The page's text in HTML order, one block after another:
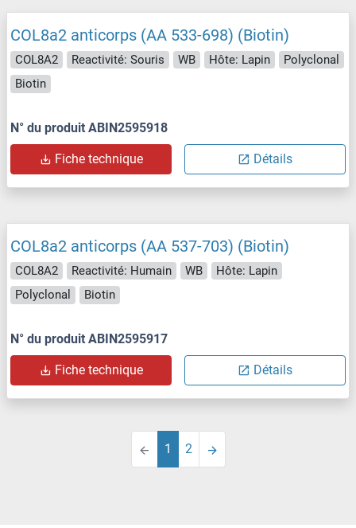
COL8a2 anticorps (AA 533-698) (Biotin)
COL8A2 Reactivité: Souris WB Hôte: Lapin
Polyclonal
Biotin
N° du produit ABIN2595918
Fiche technique Détails
COL8a2 anticorps (AA 537-703) (Biotin)
COL8A2 Reactivité: Humain WB
Hôte: Lapin
Polyclonal
Biotin
N° du produit ABIN2595917
Fiche technique Détails
1 2